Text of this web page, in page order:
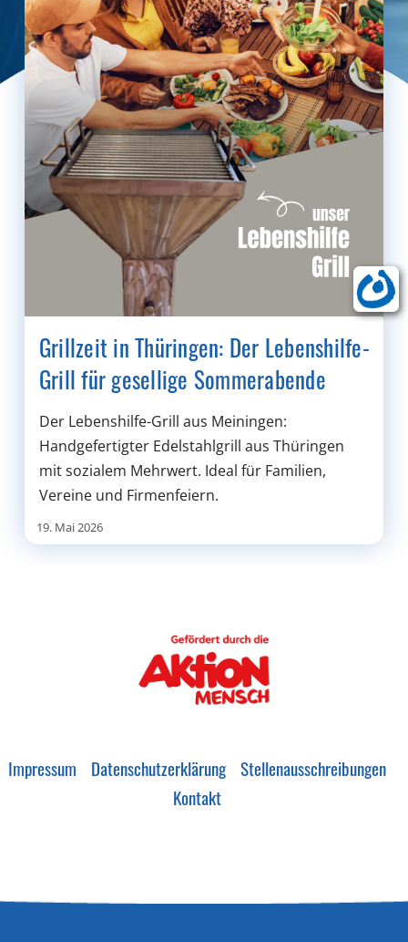
Grillzeit in Thüringen: Der Lebenshilfe-
Grill für gesellige Sommerabende
Der Lebenshilfe-Grill aus Meiningen:
Handgefertigter Edelstahlgrill aus Thüringen
mit sozialem Mehrwert. Ideal für Familien,
Vereine und Firmenfeiern.
19. Mai 2026
Impressum Datenschutzerklärung Stellenausschreibungen
Kontakt